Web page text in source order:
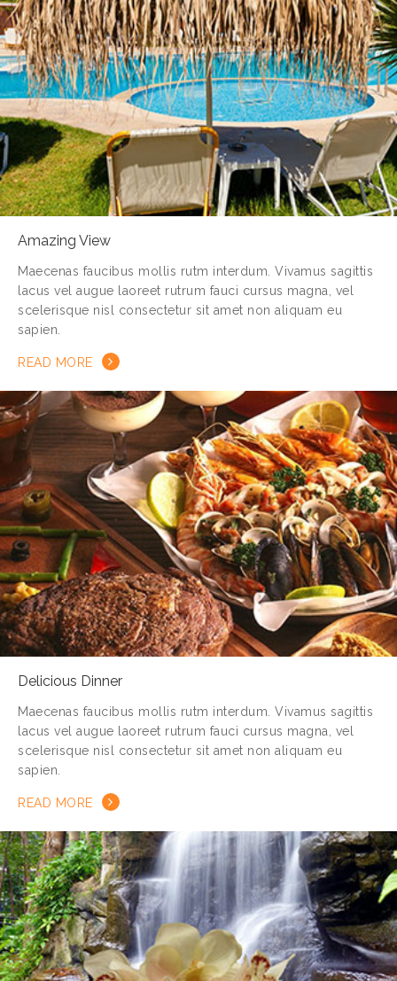
Amazing View
Maecenas faucibus mollis rutm interdum. Vivamus sagittis
lacus vel augue laoreet rutrum fauci cursus magna, vel
scelerisque nisl consectetur sit amet non aliquam eu
sapien.
READ MORE
Delicious Dinner
Maecenas faucibus mollis rutm interdum. Vivamus sagittis
lacus vel augue laoreet rutrum fauci cursus magna, vel
scelerisque nisl consectetur sit amet non aliquam eu
sapien.
READ MORE